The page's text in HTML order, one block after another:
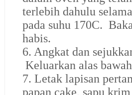
terlebih dahulu
pada suhu 170C.
habis.
6. Angkat dan
Keluarkan alas
7. Letak lapisan
papan cake, sapu